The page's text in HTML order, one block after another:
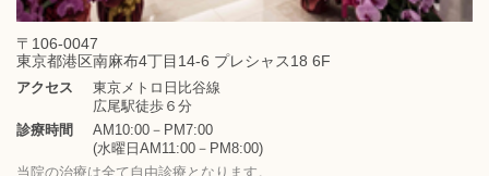
〒106-0047
東京都港区南麻布4丁目14-6 プレシャス18 6F
アクセス
東京メトロ日比谷線
広尾駅徒歩６分
診療時間
AM10:00－PM7:00
(水曜日AM11:00－PM8:00)
当院の治療は全て自由診療となります。